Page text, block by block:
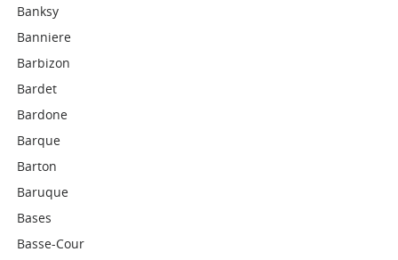
Banksy
Banniere
Barbizon
Bardet
Bardone
Barque
Barton
Baruque
Bases
Basse-Cour